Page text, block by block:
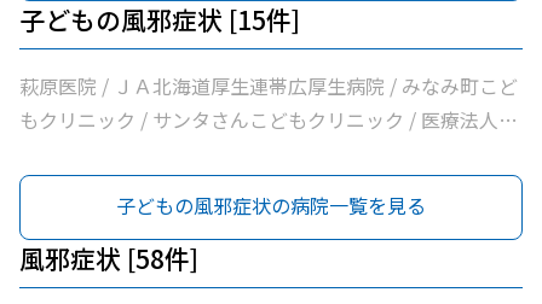
ともだ内科消化器クリニック / 医療法人社団隆仁会おく内
科消化器クリニック / 西村内科クリニック / 医療法人社団
自由が丘横山内科クリニック / 帯広中央病院 / みせき内科
消化器クリニック / 十勝勤医協帯広病院 / さかい総合内科
団林内科クリニック / ＪＡ北海道厚生連帯広厚生病院 / 医
療法人新緑通りはやし内科 / みなみ町こどもクリニック /
あがた内科循環器クリニック / 内科・循環器ハートサウン
ズもりクリニック / サンタさんこどもクリニック / 須藤内
子どもの風邪症状 [15件]
萩原医院 / ＪＡ北海道厚生連帯広厚生病院 / みなみ町こど
もクリニック / サンタさんこどもクリニック / 医療法人社
ば内科呼吸器科 / 医療法人社団慶愛慶愛病院 / 社会福祉法
人北海道社会事業協会帯広病院 / 社会医療法人北斗北斗ク
リニック / 社会医療法人北斗北斗病院 / 医療法人社団満岡
内科循環器クリニック / ２０条小児科内科クリニック / 福
子どもの風邪症状の病院一覧を見る
風邪症状 [58件]